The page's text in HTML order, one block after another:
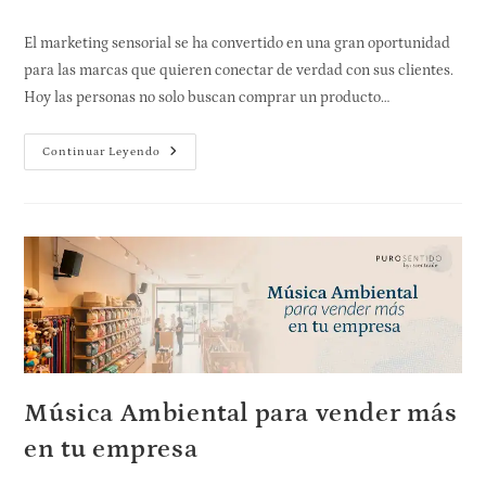
El marketing sensorial se ha convertido en una gran oportunidad
para las marcas que quieren conectar de verdad con sus clientes.
Hoy las personas no solo buscan comprar un producto…
Continuar Leyendo
Música Ambiental para vender más
en tu empresa